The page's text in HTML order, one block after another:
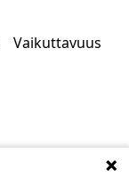
Vaikuttavuus